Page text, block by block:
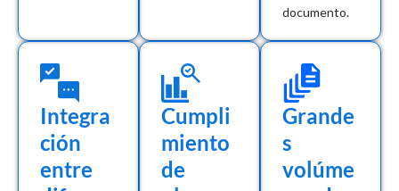
documento.
Integra
ción
entre
Cumpli
miento
de
Grande
s
volúme